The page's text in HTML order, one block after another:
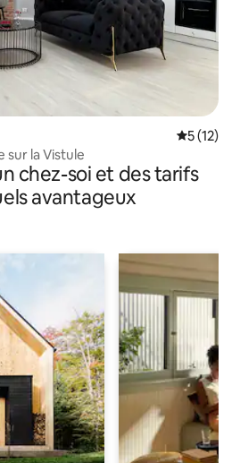
5 (12)
sur la Vistule
chez-soi et des tarifs
avantageux